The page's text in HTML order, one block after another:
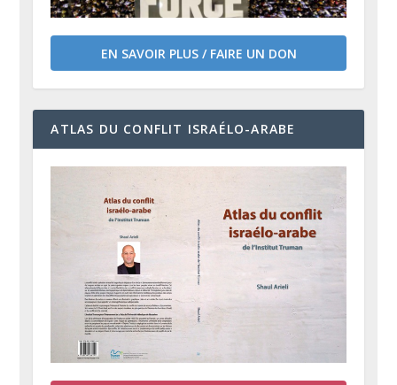
EN SAVOIR PLUS / FAIRE UN DON
ATLAS DU CONFLIT ISRAÉLO-ARABE